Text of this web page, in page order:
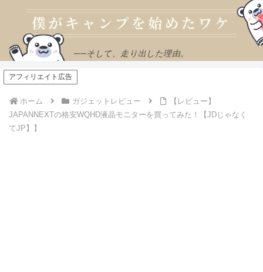
──そして、走り出した理由。
アフィリエイト広告
ホーム ガジェットレビュー
【レビュー】
JAPANNEXTの格安WQHD液晶モニターを買ってみた！【JDじゃなく
てJP】】